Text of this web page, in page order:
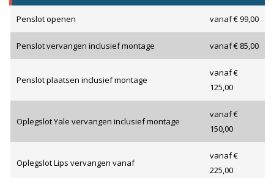
Penslot openen vanaf € 99,00
Penslot vervangen inclusief montage vanaf € 85,00
Penslot plaatsen inclusief montage
vanaf €
125,00
Oplegslot Yale vervangen inclusief montage
vanaf €
150,00
Oplegslot Lips vervangen vanaf
vanaf €
225,00